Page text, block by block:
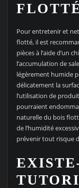
Pour entretenir et
flotté, il est
pièces à l’aide d’un
l’accumulation de
légèrement humide
délicatement la
l’utilisation de
pourraient
naturelle du bois
de l’humidité
prévenir tout risque